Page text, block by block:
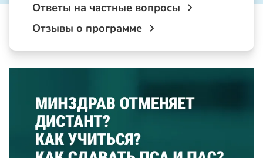
Ответы на частные вопросы
Отзывы о программе